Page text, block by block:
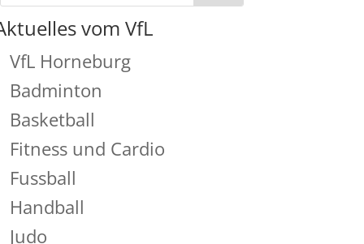
vom VfL
VfL Horneburg
Badminton
Basketball
Fitness und Cardio
Fussball
Handball
Judo